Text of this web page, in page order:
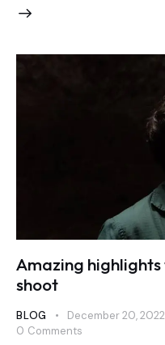
Amazing
shoot
BLOG December 20, 2022
0 Comments